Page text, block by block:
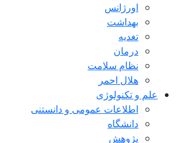
اورژانس
بهداشت
تغدیه
درمان
نظام سلامت
هلال احمر
علم و تکنولوژی
اطلاعات عمومی و دانستنی
دانشگاه
پژوهش